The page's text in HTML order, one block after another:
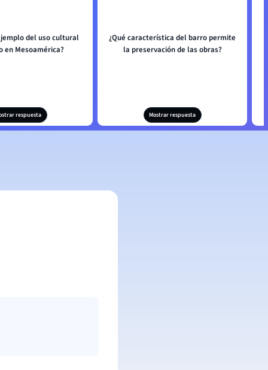
del uso cultural
en Mesoamérica?
respuesta
¿Qué característica del barro permite
la preservación de las obras?
Mostrar respuesta